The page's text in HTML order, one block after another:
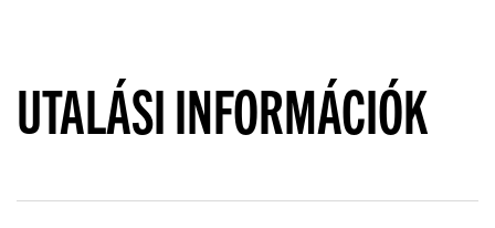
UTALÁSI INFORMÁCIÓK